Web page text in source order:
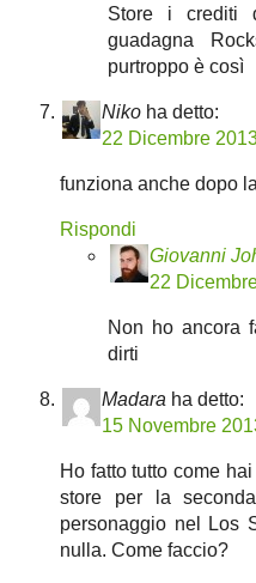
Store i crediti
guadagna
purtroppo è così
Niko ha detto:
22 Dicembre
funziona anche dopo
Rispondi
Giovanni
22
Non ho ancora
dirti
Madara ha detto:
15 Novembre
Ho fatto tutto come
store per la
personaggio nel Los
nulla. Come faccio?